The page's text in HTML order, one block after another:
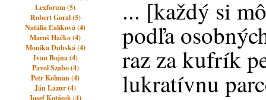
Lexforum (5)
Robert Goral (5)
Natália Ľalíková (4)
Maroš Hačko (4)
Monika Dubská (4)
Ivan Bojna (4)
Pavol Szabo (4)
Petr Kolman (4)
Ján Lazur (4)
Josef Kotásek (4)
... [každý si
podľa
raz za kufrík
lukratívnu